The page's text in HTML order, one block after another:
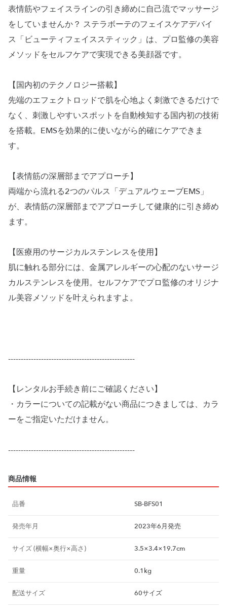
表情筋やフェイスラインの引き締めに自己流でマッサージ
をしていませんか？ ステラボーテのフェイスケアデバイ
ス「ビューティフェイススティック」は、プロ監修の美容
メソッドをセルフケアで実現できる美顔器です。
【国内初のテクノロジー搭載】
先端のエフェクトロッドで肌を心地よく刺激できるだけで
なく、刺激しやすいスポットを自動検知する国内初の技術
を搭載。EMSを効果的に使いながら的確にケアできま
す。
【表情筋の深層部までアプローチ】
両端から流れる2つのパルス「デュアルウェーブEMS」
が、表情筋の深層部までアプローチして健康的に引き締め
ます。
【医療用のサージカルステンレスを使用】
肌に触れる部分には、金属アレルギーの心配のないサージ
カルステンレスを使用。セルフケアでプロ監修のオリジナ
ル美容メソッドを叶えられますよ。
--------------------------------------------------
【レンタルお手続き前にご確認ください】
・カラーについての記載がない商品につきましては、カラ
ーをご指定いただけません。
商品情報
品番 SB-BFS01
発売年月 2023年6月発売
サイズ (横幅×奥行×高さ) 3.5×3.4×19.7cm
重量 0.1kg
配送サイズ 60サイズ